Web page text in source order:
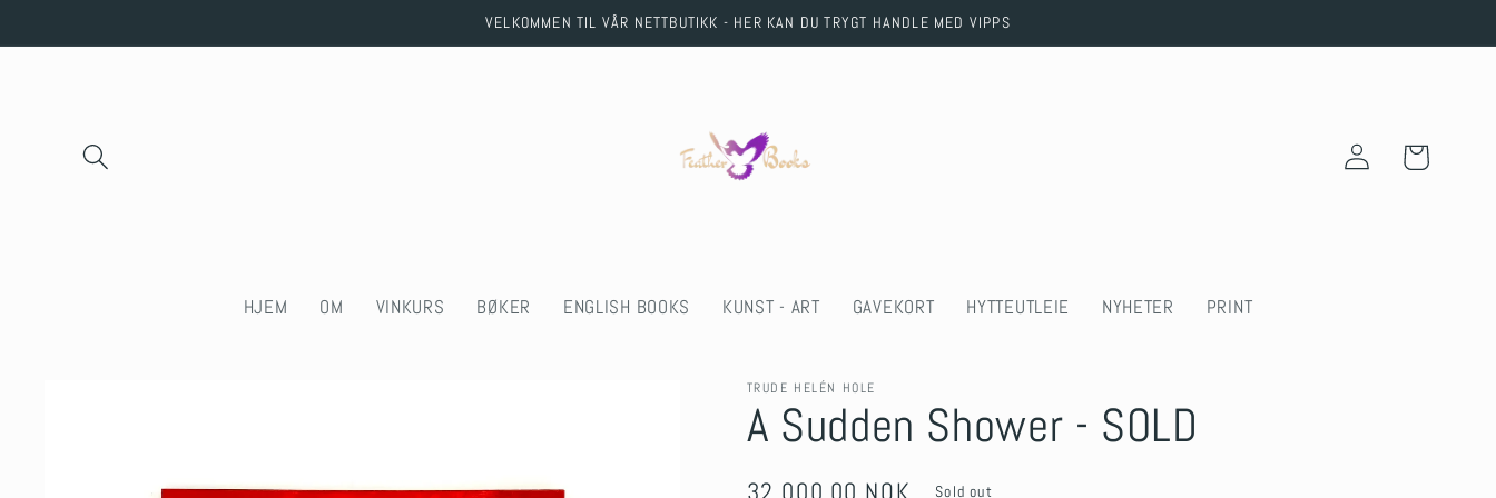
content
VELKOMMEN TIL VÅR NETTBUTIKK - HER KAN DU TRYGT HANDLE MED VIPPS
HJEM OM VINKURS BØKER ENGLISH BOOKS KUNST - ART GAVEKORT HYTTEUTLEIE NYHETER PRINT
Log
in
Cart
TRUDE HELÉN HOLE
A Sudden Shower - SOLD
Regular
32.000,00 NOK
Sold out